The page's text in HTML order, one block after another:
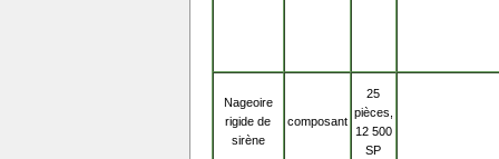
Nageoire
rigide de
sirène
composant
25
pièces,
12 500
SP